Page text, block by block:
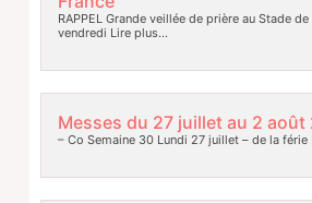
RAPPEL Grande veillée de prière au Stade
vendredi Lire plus…
Messes du 27 juillet au 2 août
– Co Semaine 30 Lundi 27 juillet – de la férie